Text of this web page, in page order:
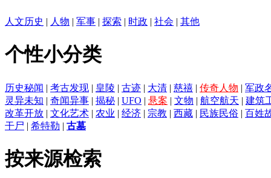
人文历史 | 人物 | 军事 | 探索 | 时政 | 社会 | 其他
个性小分类
历史秘闻 | 考古发现 | 皇陵 | 古迹 | 大清 | 慈禧 | 传奇人物 | 军政
灵异未知 | 奇闻异事 | 揭秘 | UFO | 悬案 | 文物 | 航空航天 | 建筑
改革开放 | 文化艺术 | 农业 | 经济 | 宗教 | 西藏 | 民族民俗 | 百姓
干尸 | 希特勒 | 古墓
按来源检索